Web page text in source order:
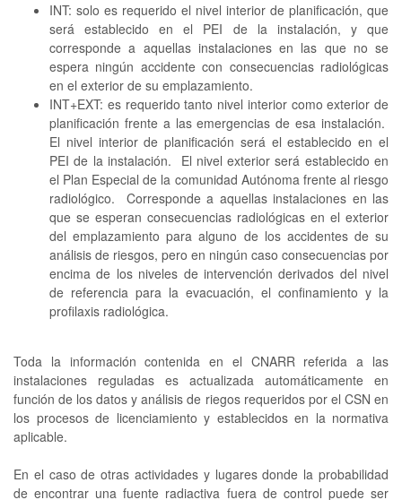
INT: solo es requerido el nivel interior de planificación, que
será establecido en el PEI de la instalación, y que
corresponde a aquellas instalaciones en las que no se
espera ningún accidente con consecuencias radiológicas
en el exterior de su emplazamiento.
INT+EXT: es requerido tanto nivel interior como exterior de
planificación frente a las emergencias de esa instalación.
El nivel interior de planificación será el establecido en el
PEI de la instalación. El nivel exterior será establecido en
el Plan Especial de la comunidad Autónoma frente al riesgo
radiológico. Corresponde a aquellas instalaciones en las
que se esperan consecuencias radiológicas en el exterior
del emplazamiento para alguno de los accidentes de su
análisis de riesgos, pero en ningún caso consecuencias por
encima de los niveles de intervención derivados del nivel
de referencia para la evacuación, el confinamiento y la
profilaxis radiológica.
Toda la información contenida en el CNARR referida a las
instalaciones reguladas es actualizada automáticamente en
función de los datos y análisis de riegos requeridos por el CSN en
los procesos de licenciamiento y establecidos en la normativa
aplicable.
En el caso de otras actividades y lugares donde la probabilidad
de encontrar una fuente radiactiva fuera de control puede ser